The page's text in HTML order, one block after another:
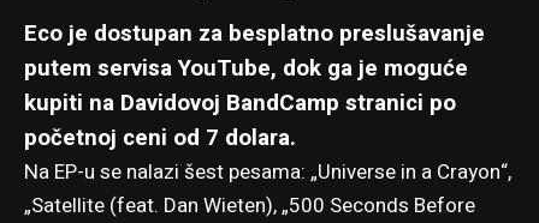
Eco je dostupan za besplatno preslušavanje
putem servisa YouTube, dok ga je moguće
kupiti na Davidovoj BandCamp stranici po
početnoj ceni od 7 dolara.
Na EP-u se nalazi šest pesama: „Universe in a Crayon“,
„Satellite (feat. Dan Wieten), „500 Seconds Before